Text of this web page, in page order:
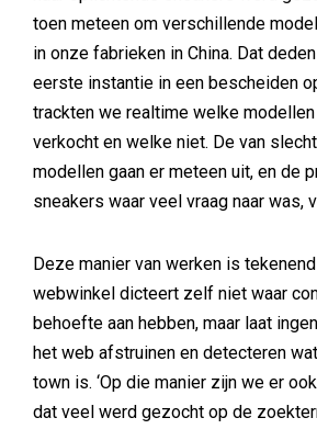
toen meteen om verschillende
in onze fabrieken in China. Dat
eerste instantie in een bescheiden
trackten we realtime welke
verkocht en welke niet. De van
modellen gaan er meteen uit, en de
sneakers waar veel vraag naar was,
Deze manier van werken is
webwinkel dicteert zelf niet waar
behoefte aan hebben, maar laat
het web afstruinen en detecteren
town is. ‘Op die manier zijn we er
dat veel werd gezocht op de